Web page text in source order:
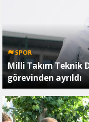
SPOR
Milli Takım Teknik
görevinden ayrıldı